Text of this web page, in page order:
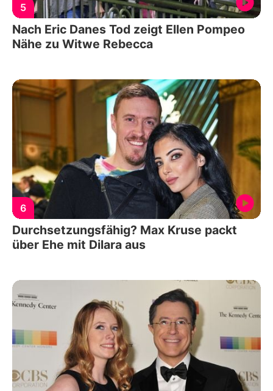
5
Nach Eric Danes Tod zeigt Ellen Pompeo
Nähe zu Witwe Rebecca
6
Durchsetzungsfähig? Max Kruse packt
über Ehe mit Dilara aus